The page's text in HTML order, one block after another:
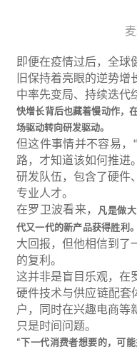
即便在疫情过后，全球
旧保持着亮眼的逆势
中率先变局、持续迭代
快增长背后也藏着慢动作，
场驱动转向研发驱动。
但这件事情并不容易， “
路，才知道该如何推进。
研发队伍，包含了硬件
专业人才。
在罗卫波看来，
凡是做
代又一代的新产品获得胜利
大回报，但他相信到了
的复利。
这并非是盲目乐观，在
硬件技术与供应链配套
户，同时在兴趣电商等
只是时间问题。
“下一代消费者想要的，可